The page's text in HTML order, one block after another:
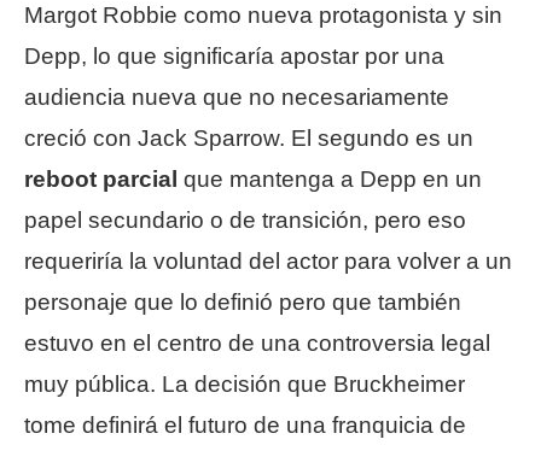
Margot Robbie como nueva protagonista y sin
Depp, lo que significaría apostar por una
audiencia nueva que no necesariamente
creció con Jack Sparrow. El segundo es un
reboot parcial que mantenga a Depp en un
papel secundario o de transición, pero eso
requeriría la voluntad del actor para volver a un
personaje que lo definió pero que también
estuvo en el centro de una controversia legal
muy pública. La decisión que Bruckheimer
tome definirá el futuro de una franquicia de